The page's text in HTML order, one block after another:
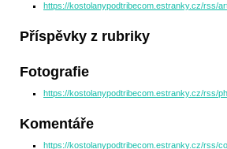
https://kostolanypodtribecom.estranky.cz/rss/
Příspěvky z rubriky
Fotografie
https://kostolanypodtribecom.estranky.cz/rss/
Komentáře
https://kostolanypodtribecom.estranky.cz/rss/